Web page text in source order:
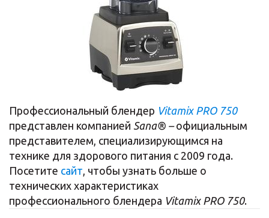
Профессиональный блендер Vitamix PRO 750
представлен компанией Sana® –официальным
представителем, специализирующимся на
технике для здорового питания с 2009 года.
Посетите сайт , чтобы узнать больше о
технических характеристиках
профессионального блендера Vitamix PRO 750.